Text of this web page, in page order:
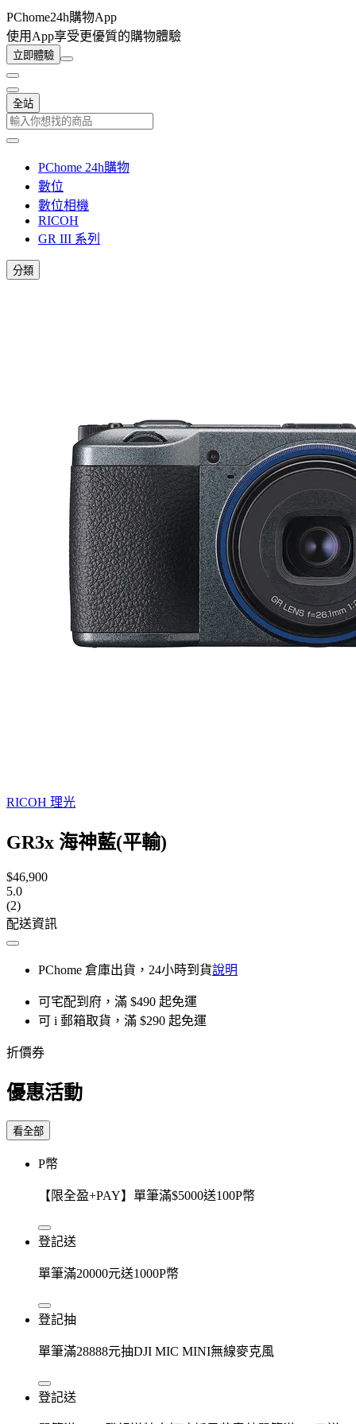
PChome24h購物App
使用App享受更優質的購物體驗
立即體驗
全站
PChome 24h購物
數位
數位相機
RICOH
GR III 系列
分類
RICOH 理光
GR3x 海神藍(平輸)
$46,900
5.0
(2)
配送資訊
PChome 倉庫出貨，24小時到貨說明
可宅配到府，滿 $490 起免運
可 i 郵箱取貨，滿 $290 起免運
折價券
優惠活動
看全部
P幣
【限全盈+PAY】單筆滿$5000送100P幣
登記送
單筆滿20000元送1000P幣
登記抽
單筆滿28888元抽DJI MIC MINI無線麥克風
登記送